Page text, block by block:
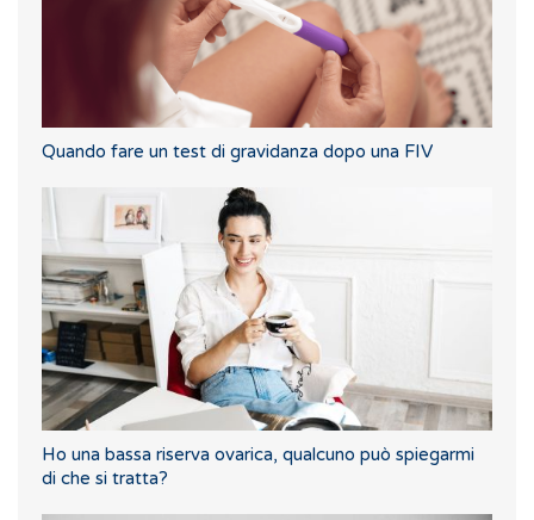
Quando fare un test di gravidanza dopo una FIV
Ho una bassa riserva ovarica, qualcuno può spiegarmi
di che si tratta?